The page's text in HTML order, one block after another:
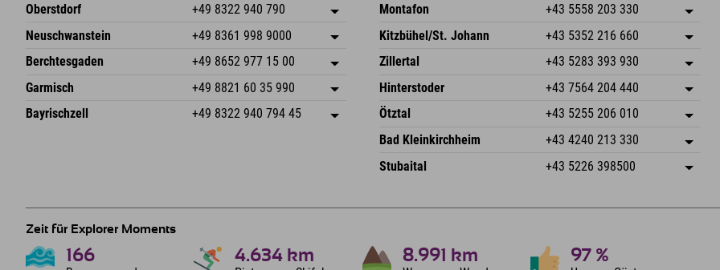
Oberstdorf +49 8322 940 790
An der Breitach 3
Deutschland
Adresse speichern
Buchen
Neuschwanstein +49 8361 998 9000
An der Riese 45
87484 Nesselwang im Allgäu
Deutschland
Adresse speichern
Buchen
Berchtesgaden +49 8652 977 15 00
Hofreitstr. 7
Deutschland
Adresse speichern
Buchen
Garmisch +49 8821 60 35 990
Frickenstraße 22
82490 Farchant
Adresse speichern
Bayrischzell +49 8322 940 794 45
Montafon +43 5558 203 330
Dorfstr. 127b
6793 Gaschurn/Montafon
Österreich
Adresse speichern
Buchen
Kitzbühel/St. Johann +43 5352 216 660
Speckbacherstraße 87
Österreich
Adresse speichern
Buchen
Zillertal +43 5283 393 930
Schmiedau 2
Österreich
Adresse speichern
Buchen
Hinterstoder +43 7564 204 440
Freizeitpark 10
Österreich
Adresse speichern
Buchen
Ötztal +43 5255 206 010
Gscheat 14
Österreich
Adresse speichern
Buchen
Bad Kleinkirchheim +43 4240 213 330
Dorfstraße 24
Adresse speichern
Mail senden
Stubaital +43 5226 398500
Zeit für Explorer Moments
166 4.634 km 8.991 km 97 %